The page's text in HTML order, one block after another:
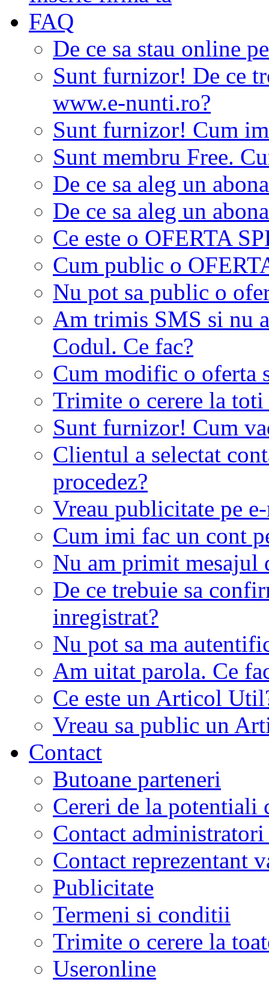
FAQ
De ce sa stau online
Sunt furnizor! De ce
www.e-nunti.ro?
Sunt furnizor! Cum
Sunt membru Free.
De ce sa aleg un
De ce sa aleg un
Ce este o OFERTA
Cum public o
Nu pot sa public o
Am trimis SMS si nu
Codul. Ce fac?
Cum modific o oferta
Trimite o cerere la
Sunt furnizor! Cum
Clientul a selectat
procedez?
Vreau publicitate pe
Cum imi fac un cont
Nu am primit mesajul
De ce trebuie sa
inregistrat?
Nu pot sa ma
Am uitat parola. Ce
Ce este un Articol
Vreau sa public un
Contact
Butoane parteneri
Cereri de la potentiali
Contact
Contact reprezentant
Publicitate
Termeni si conditii
Trimite o cerere la
Useronline